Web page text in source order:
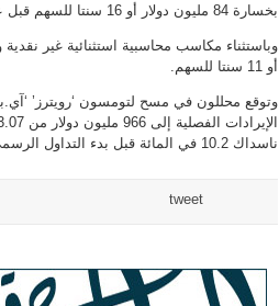
بخسارة 84 مليون دولار أو 16 سنتا للسهم قبل عام.
أو 11 سنتا للسهم.
ناسداك 10.2 في المائة قبل بدء التداول الرسمي إلى 9.14 دولار.
tweet